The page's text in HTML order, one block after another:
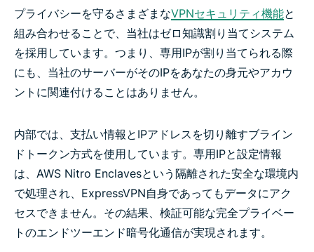
プライバシーを守るさまざまなVPNセキュリティ機能と
組み合わせることで、当社はゼロ知識割り当てシステム
を採用しています。つまり、専用IPが割り当てられる際
にも、当社のサーバーがそのIPをあなたの身元やアカウ
ントに関連付けることはありません。
内部では、支払い情報とIPアドレスを切り離すブライン
ドトークン方式を使用しています。専用IPと設定情報
は、AWS Nitro Enclavesという隔離された安全な環境内
で処理され、ExpressVPN自身であってもデータにアク
セスできません。その結果、検証可能な完全プライベー
トのエンドツーエンド暗号化通信が実現されます。